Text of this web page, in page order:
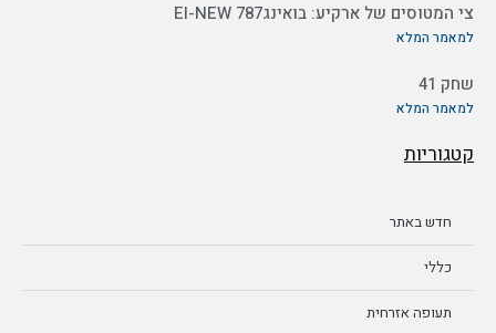
צי המטוסים של ארקיע: בואינג787 EI-NEW
למאמר המלא
שחק 41
למאמר המלא
קטגוריות
חדש באתר
כללי
תעופה אזרחית